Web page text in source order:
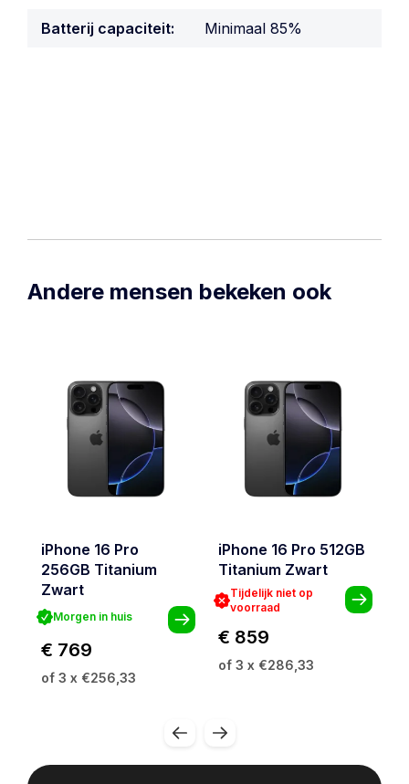
Batterij capaciteit: Minimaal 85%
Andere mensen bekeken ook
iPhone 16 Pro
256GB Titanium
Zwart
Morgen in huis
€ 769
of 3 x €256,33
iPhone 16 Pro 512GB
Titanium Zwart
Tijdelijk niet op
voorraad
€ 859
of 3 x €286,33